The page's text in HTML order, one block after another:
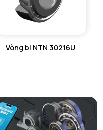
Vòng bi NTN 30216U